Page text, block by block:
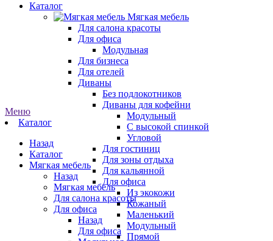
Каталог
Мягкая мебель
Для салона красоты
Для офиса
Модульная
Для бизнеса
Для отелей
Диваны
Без подлокотников
Диваны для кофейни
Модульный
С высокой спинкой
Угловой
Для гостиниц
Для зоны отдыха
Для кальянной
Для офиса
Из экокожи
Кожаный
Маленький
Модульный
Прямой
Меню
Каталог
Назад
Каталог
Мягкая мебель
Назад
Мягкая мебель
Для салона красоты
Для офиса
Назад
Для офиса